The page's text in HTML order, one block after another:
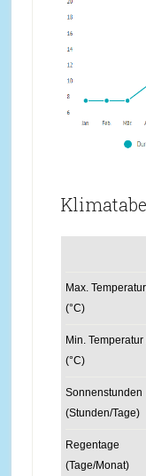
Max.
(°C)
Min.
(°C)
Sonnenstunden
(Stunden/Tage)
Regentage
(Tage/Monat)